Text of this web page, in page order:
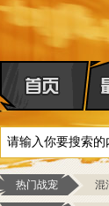
热门战宠 混